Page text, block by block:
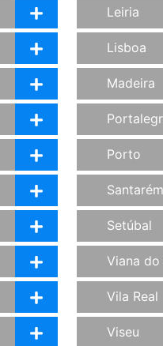
Leiria
Lisboa
Madeira
Porto
Santarém
Setúbal
Viana
Vila Real
Viseu